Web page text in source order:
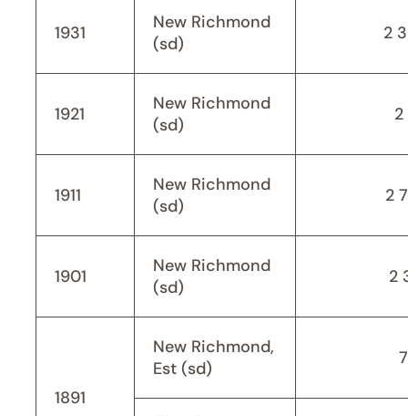
1931
New Richmond
(sd)
2
1921
New Richmond
(sd)
2
1911
New Richmond
(sd)
2
1901
New Richmond
(sd)
2
1891
New Richmond,
Est (sd)